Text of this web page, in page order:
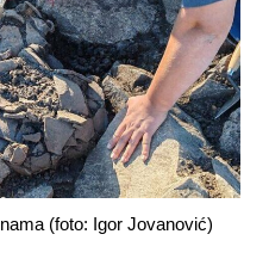
(foto: Igor Jovanović)